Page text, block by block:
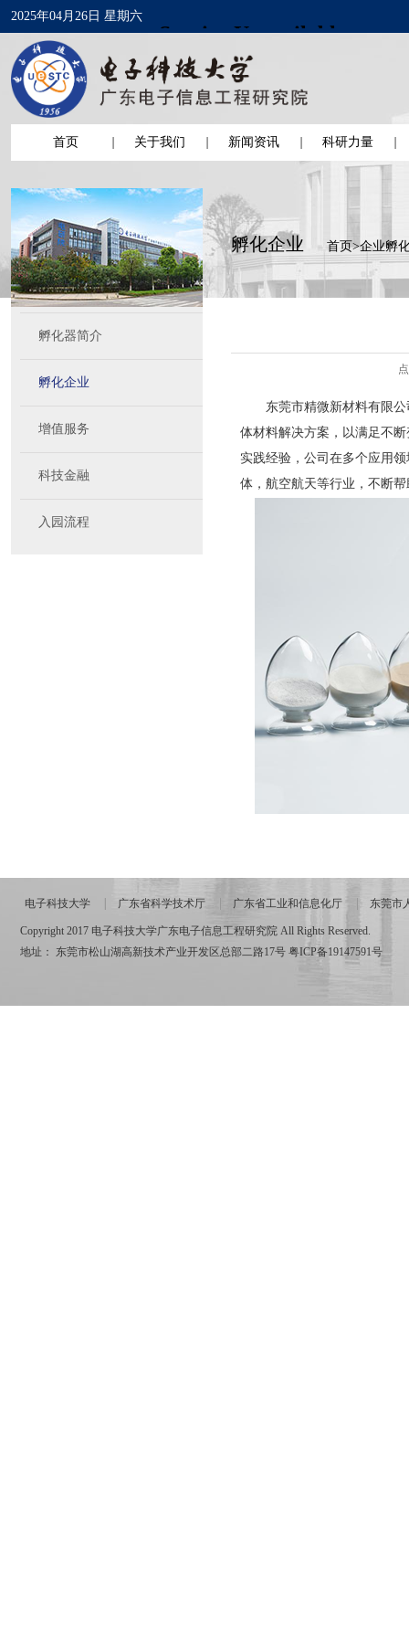
2025年04月26日 星期六
首页 关于我们 新闻资讯 科研力量
孵化器简介
孵化企业
增值服务
科技金融
入园流程
孵化企业 首页>企业孵
东莞市精微新材料有限公
体材料解决方案，以满足不
实践经验，公司在多个应用
体，航空航天等行业，不断
电子科技大学 广东省科学技术厅 广东省工业和信息化厅 东莞市
Copyright 2017 电子科技大学广东电子信息工程研究院 All Rights Reserved.
地址： 东莞市松山湖高新技术产业开发区总部二路17号 粤ICP备19147591号